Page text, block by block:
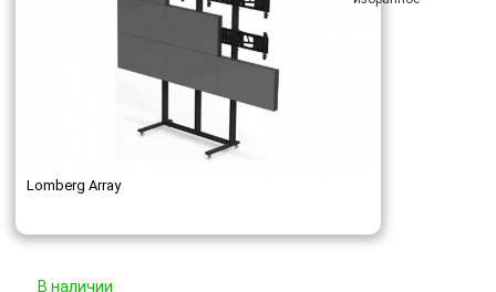
Lomberg Array
В наличии